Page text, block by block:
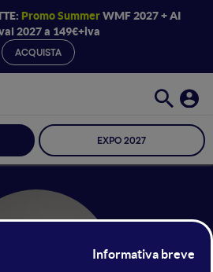
Promo SummerWMF 2027 + AI
2027 a 149€+iva
ACQUISTA
EXPO 2027